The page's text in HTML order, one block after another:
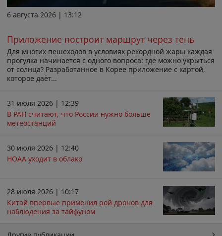
6 августа 2026 | 13:12
Приложение построит маршрут через тень
Для многих пешеходов в условиях рекордной жары каждая
прогулка начинается с одного вопроса: где можно укрыться
от солнца? Разработанное в Корее приложение с картой,
которое даёт...
31 июля 2026 | 12:39
В РАН считают, что России нужно больше
метеостанций
30 июля 2026 | 12:40
НОАА уходит в облако
28 июля 2026 | 10:17
Китай впервые применил рой дронов для
наблюдения за тайфуном